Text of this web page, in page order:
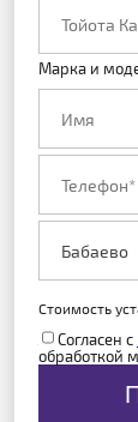
Марка и
Стоимость
Согласен с
обработкой